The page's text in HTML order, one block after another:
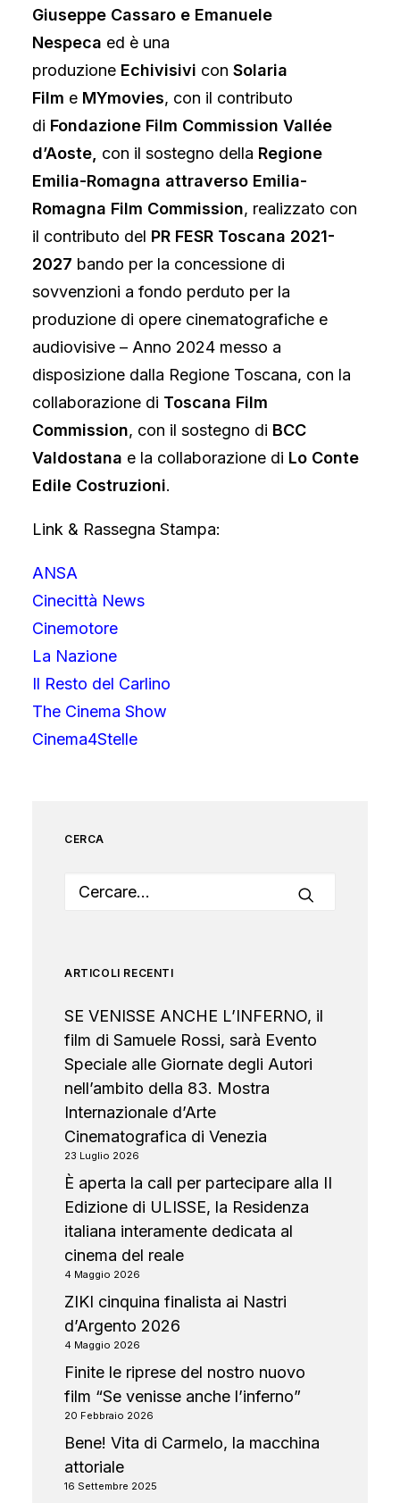
Giuseppe Cassaro e Emanuele
Nespeca ed è una
produzione Echivisivi con Solaria
Film e MYmovies, con il contributo
di Fondazione Film Commission Vallée
d’Aoste, con il sostegno della Regione
Emilia-Romagna attraverso Emilia-
Romagna Film Commission, realizzato con
il contributo del PR FESR Toscana 2021-
2027 bando per la concessione di
sovvenzioni a fondo perduto per la
produzione di opere cinematografiche e
audiovisive – Anno 2024 messo a
disposizione dalla Regione Toscana, con la
collaborazione di Toscana Film
Commission, con il sostegno di BCC
Valdostana e la collaborazione di Lo Conte
Edile Costruzioni.
Link & Rassegna Stampa:
ANSA
Cinecittà News
Cinemotore
La Nazione
Il Resto del Carlino
The Cinema Show
Cinema4Stelle
CERCA
ARTICOLI RECENTI
SE VENISSE ANCHE L’INFERNO, il
film di Samuele Rossi, sarà Evento
Speciale alle Giornate degli Autori
nell’ambito della 83. Mostra
Internazionale d’Arte
Cinematografica di Venezia
23 Luglio 2026
È aperta la call per partecipare alla II
Edizione di ULISSE, la Residenza
italiana interamente dedicata al
cinema del reale
4 Maggio 2026
ZIKI cinquina finalista ai Nastri
d’Argento 2026
4 Maggio 2026
Finite le riprese del nostro nuovo
film “Se venisse anche l’inferno”
20 Febbraio 2026
Bene! Vita di Carmelo, la macchina
attoriale
16 Settembre 2025